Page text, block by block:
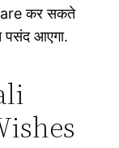
कर सकते
पसंद आएगा.